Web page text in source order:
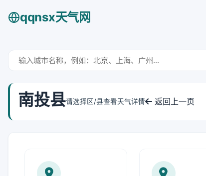
qqnsx天气网
南投县请选择区/县查看天气详情 返回上一页